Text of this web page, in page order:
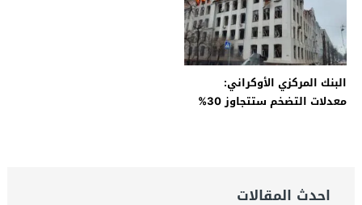
البنك المركزي الأوكراني:
معدلات التضخم ستتجاوز 30%
احدث المقالات